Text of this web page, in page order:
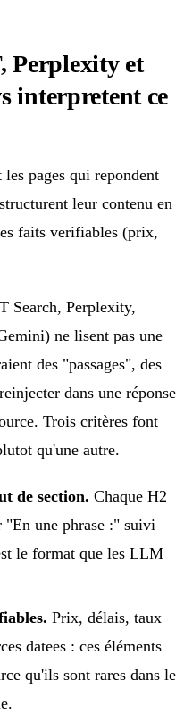
Perplexity et
interpretent ce
pages qui repondent
leur contenu en
faits verifiables (prix,
Search, Perplexity,
ne lisent pas une
des "passages", des
dans une réponse
Trois critères font
qu'une autre.
de section. Chaque H2
"En une phrase :" suivi
le format que les LLM
Prix, délais, taux
datees : ces éléments
qu'ils sont rares dans le